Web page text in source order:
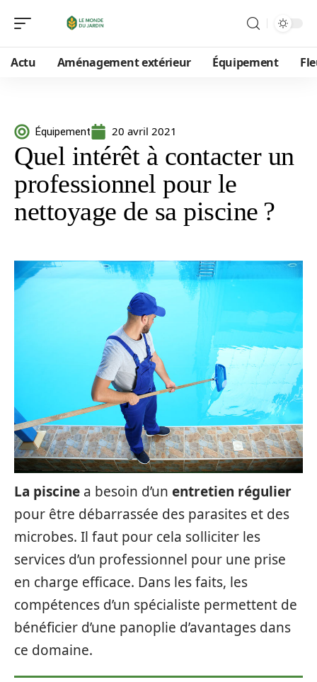
Actu Aménagement extérieur Équipement
Équipement 20 avril 2021
Quel intérêt à contacter un
professionnel pour le
nettoyage de sa piscine ?
La piscine a besoin d’un entretien régulier
pour être débarrassée des parasites et des
microbes. Il faut pour cela solliciter les
services d’un professionnel pour une prise
en charge efficace. Dans les faits, les
compétences d’un spécialiste permettent de
bénéficier d’une panoplie d’avantages dans
ce domaine.